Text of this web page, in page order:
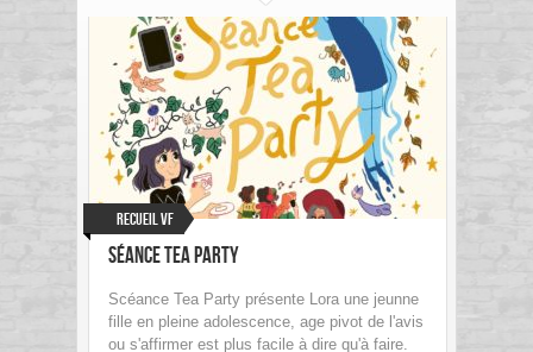
Recueil VF
Séance Tea Party
Scéance Tea Party présente Lora une jeunne
fille en pleine adolescence, age pivot de l'avis
ou s'affirmer est plus facile à dire qu'à faire.